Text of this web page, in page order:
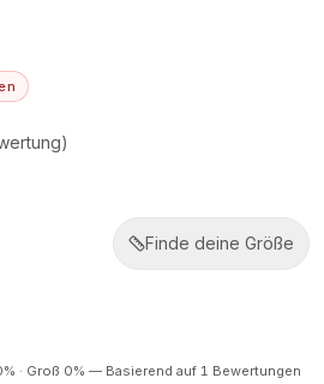
)
Finde deine Größe
% · Groß 0% — Basierend auf 1 Bewertungen